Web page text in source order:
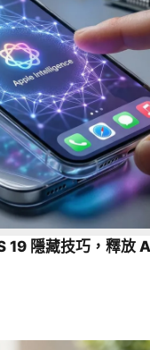
19 隱藏技巧，釋放